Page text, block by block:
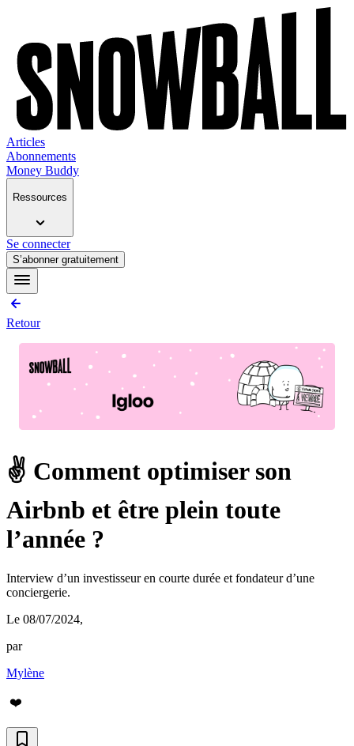
Articles
Abonnements
Money Buddy
Ressources
Se connecter
S’abonner gratuitement
Retour
✌️ Comment optimiser son
Airbnb et être plein toute
l’année ?
Interview d’un investisseur en courte durée et fondateur d’une
conciergerie.
Le 08/07/2024,
par
Mylène
❤️